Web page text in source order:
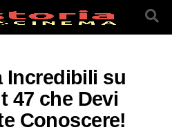
Incredibili su
47 che Devi
Conoscere!